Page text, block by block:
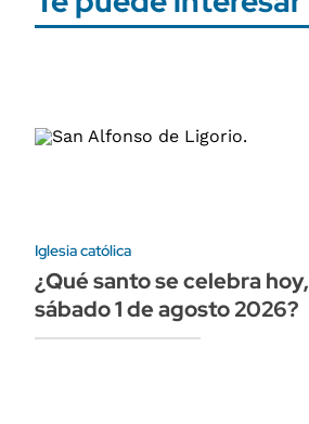
Iglesia católica
¿Qué santo se celebra hoy,
sábado 1 de agosto 2026?